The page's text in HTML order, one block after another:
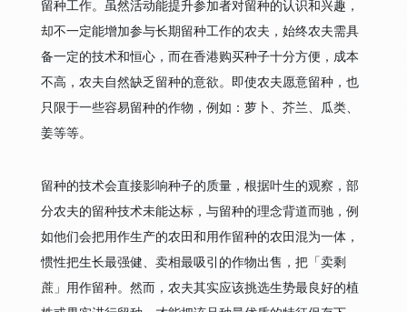
留种工作。虽然活动能提升参加者对留种的认识和兴趣，
却不一定能增加参与长期留种工作的农夫，始终农夫需具
备一定的技术和恒心，而在香港购买种子十分方便，成本
不高，农夫自然缺乏留种的意欲。即使农夫愿意留种，也
只限于一些容易留种的作物，例如：萝卜、芥兰、瓜类、
姜等等。
留种的技术会直接影响种子的质量，根据叶生的观察，部
分农夫的留种技术未能达标，与留种的理念背道而驰，例
如他们会把用作生产的农田和用作留种的农田混为一体，
惯性把生长最强健、卖相最吸引的作物出售，把「卖剩
蔗」用作留种。然而，农夫其实应该挑选生势最良好的植